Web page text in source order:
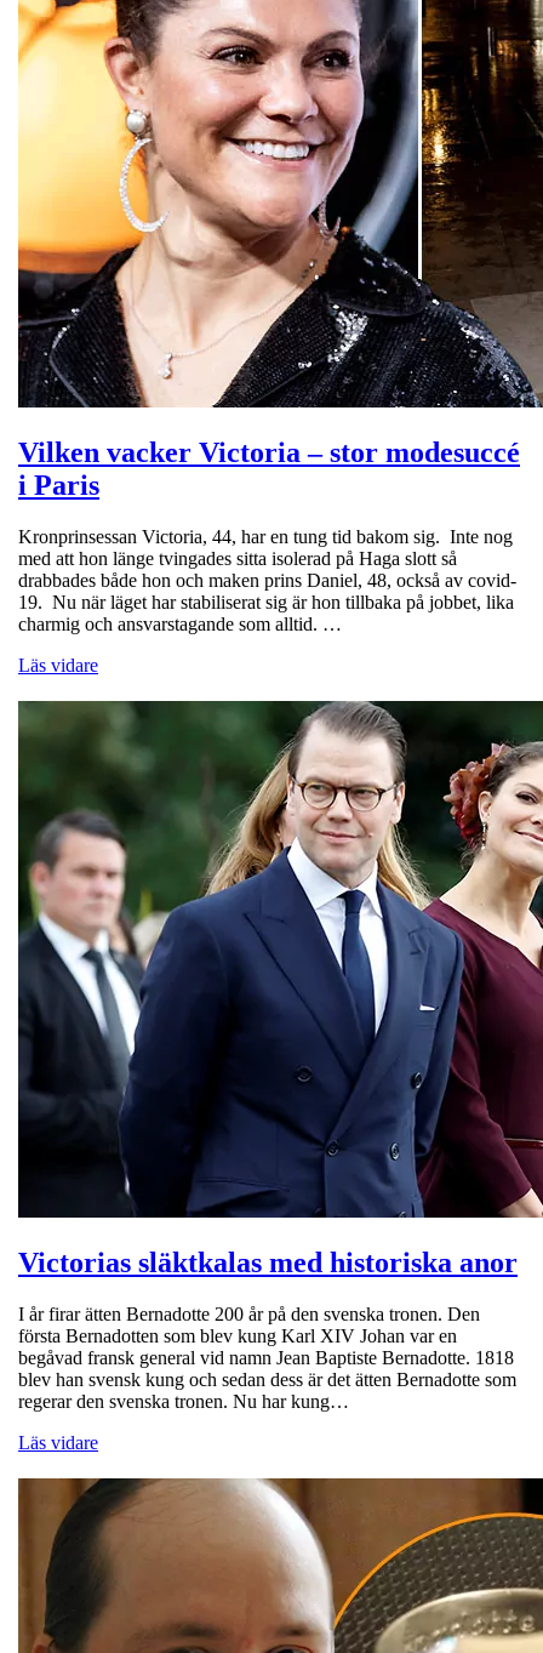
Vilken vacker Victoria – stor modesuccé
i Paris
Kronprinsessan Victoria, 44, har en tung tid bakom sig. Inte nog
med att hon länge tvingades sitta isolerad på Haga slott så
drabbades både hon och maken prins Daniel, 48, också av covid-
19. Nu när läget har stabiliserat sig är hon tillbaka på jobbet, lika
charmig och ansvarstagande som alltid. …
Läs vidare
Victorias släktkalas med historiska anor
I år firar ätten Bernadotte 200 år på den svenska tronen. Den
första Bernadotten som blev kung Karl XIV Johan var en
begåvad fransk general vid namn Jean Baptiste Bernadotte. 1818
blev han svensk kung och sedan dess är det ätten Bernadotte som
regerar den svenska tronen. Nu har kung…
Läs vidare